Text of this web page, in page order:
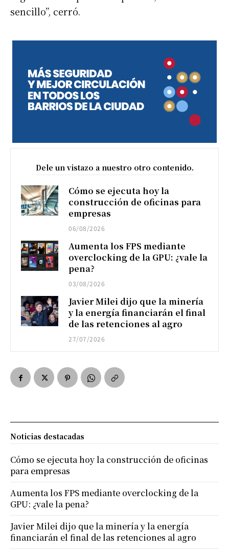
sencillo”, cerró.
Dele un vistazo a nuestro otro contenido.
Cómo se ejecuta hoy la
construcción de oficinas para
empresas
06/08/2026
Aumenta los FPS mediante
overclocking de la GPU: ¿vale la
pena?
03/08/2026
Javier Milei dijo que la minería
y la energía financiarán el final
de las retenciones al agro
27/07/2026
Noticias destacadas
Cómo se ejecuta hoy la construcción de oficinas
para empresas
Aumenta los FPS mediante overclocking de la
GPU: ¿vale la pena?
Javier Milei dijo que la minería y la energía
financiarán el final de las retenciones al agro